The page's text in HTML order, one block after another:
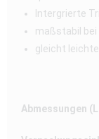
Intergrierte
maßstabil bei
gleicht
Abmessungen